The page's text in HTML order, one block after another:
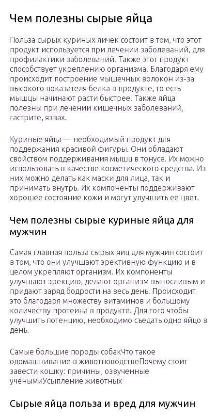
Чем полезны сырые яйца
Польза сырых куриных яичек состоит в том, что этот
продукт используется при лечении заболеваний, для
профилактики заболеваний. Также этот продукт
способствует укреплению организма. Благодаря ему
происходит построение мышечных волокон из-за
высокого показателя белка в продукте, то есть
мышцы начинают расти быстрее. Также яйца
полезны при лечении кишечных заболеваний,
гастрите, язвах.
Куриные яйца — необходимый продукт для
поддержания красивой фигуры. Они обладают
свойством поддерживания мышц в тонусе. Их можно
использовать в качестве косметического средства. Из
них можно делать как маски для лица, так и
принимать внутрь. Их компоненты поддерживают
хорошее состояние кожи и могут улучшить ее цвет.
Чем полезны сырые куриные яйца для
мужчин
Самая главная польза сырых яиц для мужчин состоит
в том, что они улучшают эрективную функцию и в
целом укрепляют организм. Их компоненты
улучшают эрекцию, делают организм выносливым и
придают заряд бодрости на весь день. Происходит
это благодаря множеству витаминов и большому
количеству протеина в продукте. Для того чтобы
улучшить потенцию, необходимо съедать одно яйцо в
день.
Самые большие породы собакЧто такое
одомашнивание в животноводствеПочему стоит
завести кошку: причины, озвученные
ученымиУсыпление животных
Сырые яйца польза и вред для мужчин